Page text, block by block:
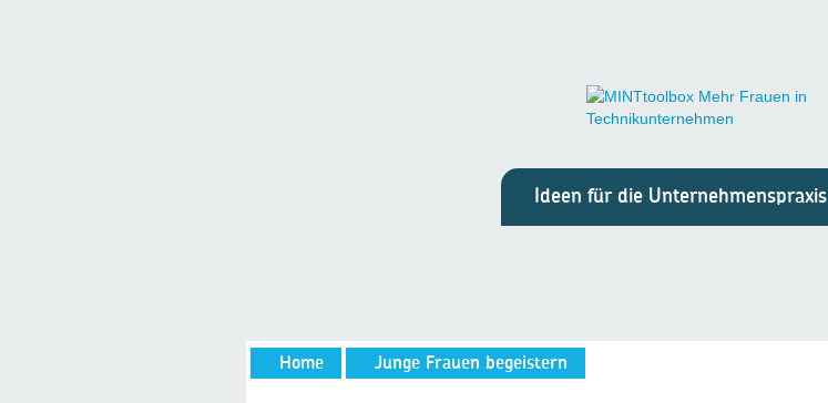
Ideen für die Unternehmenspraxis
Home Junge Frauen begeistern